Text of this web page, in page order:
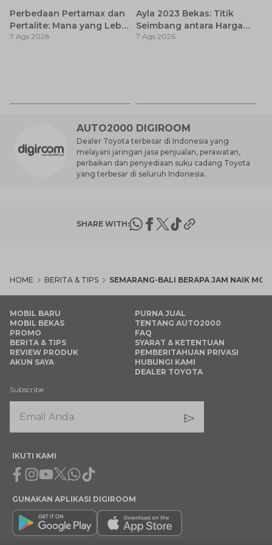
Perbedaan Pertamax dan
Pertalite: Mana yang Lebih
Baik untuk Mobil Toyota
7 Ags 2026
Ayla 2023 Bekas: Titik
Seimbang antara Harga
dan Pembaruan Teknologi
7 Ags 2026
AUTO2000 DIGIROOM
Dealer Toyota terbesar di Indonesia yang
melayani jaringan jasa penjualan, perawatan,
perbaikan dan penyediaan suku cadang Toyota
yang terbesar di seluruh Indonesia.
SHARE WITH:
HOME BERITA & TIPS SEMARANG-BALI BERAPA JAM NAIK
MOBIL BARU
MOBIL BEKAS
PROMO
BERITA & TIPS
REVIEW PRODUK
AKUN SAYA
PURNA JUAL
TENTANG AUTO2000
FAQ
SYARAT & KETENTUAN
PEMBERITAHUAN PRIVASI
HUBUNGI KAMI
DEALER TOYOTA
Subscribe
IKUTI KAMI
Facebook
Instagram
Youtube
X Whatsapp
Tiktok
GUNAKAN APLIKASI DIGIROOM